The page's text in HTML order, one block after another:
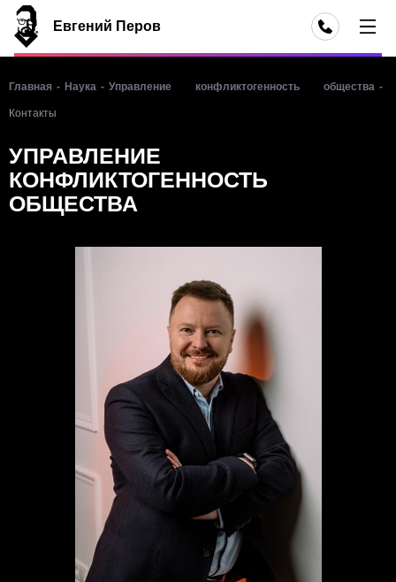
Евгений Перов
Главная - Наука - Управление конфликтогенность общества -
Контакты
УПРАВЛЕНИЕ
КОНФЛИКТОГЕННОСТЬ
ОБЩЕСТВА